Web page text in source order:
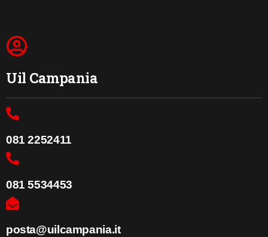
Uil Campania
081 2252411
081 5534453
posta@uilcampania.it